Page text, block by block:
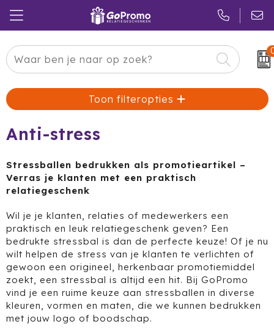
Kerstpakketten
Pakketten
Duurzaam
Give-aways
Huis & Tuin
Keuken
Eten & Drinken
Drinkwaren
Gereedschap & Lampen
Carnaval
Koningsdag
Sinterklaas
Kerst
Eindejaar
Pride Month
Voetbal, EK en WK
Valentijnsdag
24 ICE
Air Up
Amuse
Anker
BE O
Belkin
Bellroy
BIC
Toon filteropties
Anti-stress
Stressballen bedrukken als promotieartikel –
Verras je klanten met een praktisch
relatiegeschenk
Wil je je klanten, relaties of medewerkers een
praktisch en leuk relatiegeschenk geven? Een
bedrukte stressbal is dan de perfecte keuze! Of je nu
wilt helpen de stress van je klanten te verlichten of
gewoon een origineel, herkenbaar promotiemiddel
zoekt, een stressbal is altijd een hit. Bij GoPromo
vind je een ruime keuze aan stressballen in diverse
kleuren, vormen en maten, die we kunnen bedrukken
met jouw logo of boodschap.